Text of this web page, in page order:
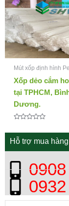
Hỗ trợ mua hàng
Mút xốp định hình
Xốp dẻo cắm
tại TPHCM,
Dương.
xếp
hạng
0